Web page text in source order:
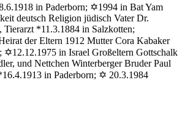
in Paderborn; ✡1994 in Bat Yam
deutsch Religion jüdisch Vater Dr.
*11.3.1884 in Salzkotten;
der Eltern 1912 Mutter Cora Kabaker
✡12.12.1975 in Israel Großeltern Gottschalk
und Nettchen Winterberger Bruder Paul
in Paderborn; ✡ 20.3.1984